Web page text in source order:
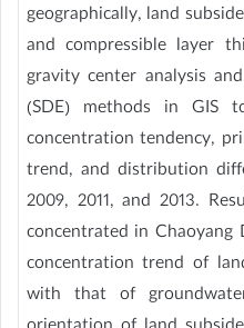
geographically, land
and compressible layer
gravity center analysis
(SDE) methods in GIS
concentration tendency,
trend, and distribution
2009, 2011, and 2013.
concentrated in
concentration trend of
with that of